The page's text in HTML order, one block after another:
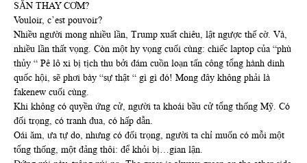
SẮN THAY CƠM?
Vouloir, c’est pouvoir?
Nhiều người mong nhiều lần, Trump xuất chiêu, lật ngược thế cờ. Và,
nhiều lần thất vọng. Còn một hy vọng cuối cùng: chiếc laptop của “phù
thủy “ Pê lô xi bị tịch thu bởi đám cuồn loạn tấn công tổng hành dinh
quốc hội, sẽ phơi bày “sự thật “ gì gì đó! Mong đây không phải là
fakenew cuối cùng.
Khi không có quyền ứng cử, người ta khoái bầu cử tổng thống Mỹ. Có
đối trọng, có tranh đua, có hấp dẫn.
Oái ăm, ưa tự do, nhưng có đối trọng, người ta chỉ muốn có mỗi một
tổng thống, một đảng thôi: để khỏi bị…gian lận.